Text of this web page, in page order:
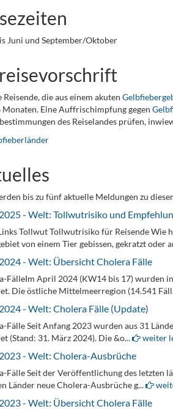
Juni und September/Oktober
Reisende, die aus einem akuten
Eine Auffrischimpfung gegen
des Reiselandes prüfen,
bis zu fünf aktuelle Meldungen zu
- Welt: Tollwutrisiko und
Tollwut Tollwutrisiko für Reisende Wie
von einem Tier gebissen, gekratzt oder
- Welt: Übersicht Cholera Fälle
FälleIm April 2024 (KW14 bis 17) wurden
Die östliche Mittelmeerregion (14.541
- Welt: Cholera Fälle (Update)
Fälle Seit Anfang 2023 wurden aus 31
(Stand: 31. März 2024). Die &o...
weiter
- Welt: Cholera-Ausbrüche
Fälle Seit der Veröffentlichung des letzten
Länder neue Cholera-Ausbrüche g...
- Welt: Übersicht Cholera Fälle